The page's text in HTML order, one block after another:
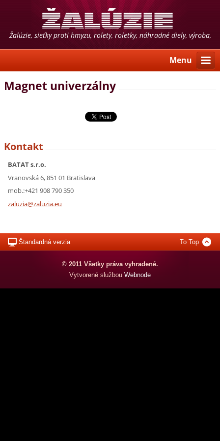
Žalúzie, sieťky proti hmyzu, rolety, roletky, náhradné diely, výroba,
Menu
Magnet univerzálny
Kontakt
BATAT s.r.o.
Vranovská 6, 851 01 Bratislava
mob.:+421 908 790 350
zaluzia@zaluzia.eu
Štandardná verzia To Top
© 2011 Všetky práva vyhradené.
Vytvorené službou Webnode